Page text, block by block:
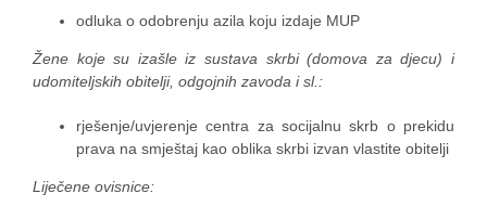
odluka o odobrenju azila koju izdaje MUP
Žene koje su izašle iz sustava skrbi (domova za djecu) i
udomiteljskih obitelji, odgojnih zavoda i sl.:
rješenje/uvjerenje centra za socijalnu skrb o prekidu
prava na smještaj kao oblika skrbi izvan vlastite obitelji
Liječene ovisnice: